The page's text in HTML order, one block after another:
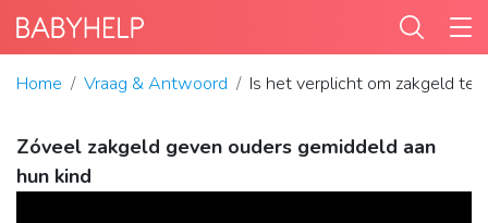
Home Vraag & Antwoord Is het verplicht om zakgeld te
Zóveel zakgeld geven ouders gemiddeld aan
hun kind